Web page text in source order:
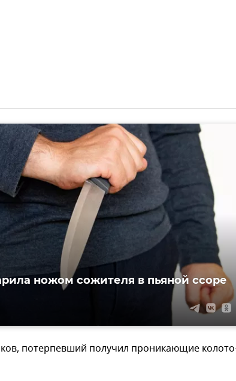
ножом сожителя в пьяной ссоре
потерпевший получил проникающие